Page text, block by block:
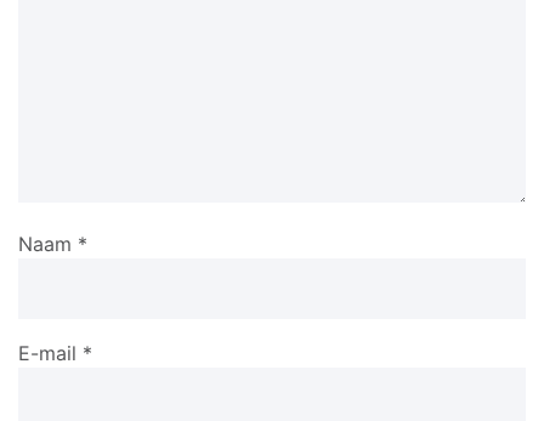
Naam *
E-mail *